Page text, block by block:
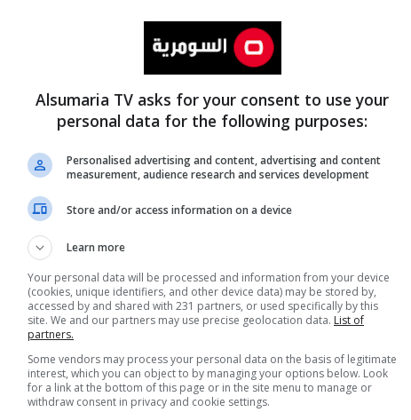
الأخبار والتغطيات الخاصة
العدل: 731 نزيلا يشاركون في
البرامج التعليمية داخل
المؤسسات الإصلاحية
Alsumaria TV asks for your consent to use your
personal data for the following purposes:
Personalised advertising and content, advertising and content
measurement, audience research and services development
Store and/or access information on a device
Learn more
Your personal data will be processed and information from your device
(cookies, unique identifiers, and other device data) may be stored by,
accessed by and shared with 231 partners, or used specifically by this
site. We and our partners may use precise geolocation data. List of
partners.
Some vendors may process your personal data on the basis of legitimate
interest, which you can object to by managing your options below. Look
for a link at the bottom of this page or in the site menu to manage or
withdraw consent in privacy and cookie settings.